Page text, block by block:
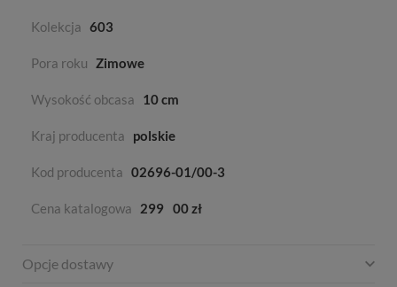
Kolekcja 603
Pora roku Zimowe
Wysokość obcasa 10 cm
Kraj producenta polskie
Kod producenta 02696-01/00-3
Cena katalogowa 299 00 zł
Opcje dostawy